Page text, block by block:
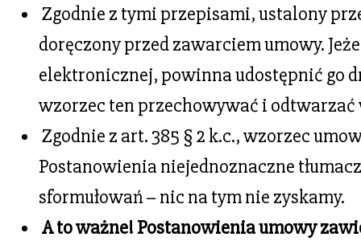
Zgodnie z tymi przepisami, ustalony
doręczony przed zawarciem umowy.
elektronicznej, powinna udostępnić go
wzorzec ten przechowywać i odtwarzać
Zgodnie z art. 385 § 2 k.c., wzorzec
Postanowienia niejednoznaczne
sformułowań – nic na tym nie zyskamy.
A to ważne! Postanowienia umowy